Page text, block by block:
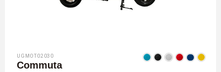
UGMOT02030
Commuta